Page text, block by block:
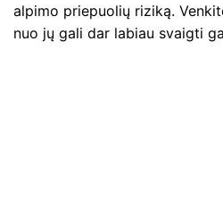
alpimo priepuolių riziką.
nuo jų gali dar labiau svaigti